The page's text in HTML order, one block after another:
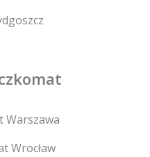
Warszawa
Wrocław